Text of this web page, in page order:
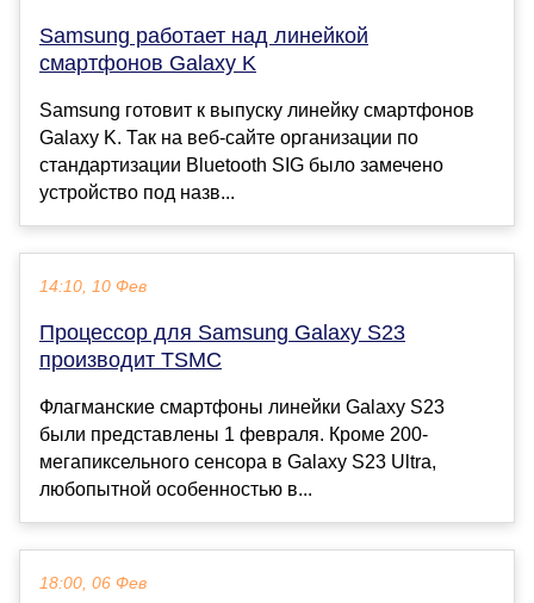
Samsung работает над линейкой
смартфонов Galaxy K
Samsung готовит к выпуску линейку смартфонов
Galaxy K. Так на веб-сайте организации по
стандартизации Bluetooth SIG было замечено
устройство под назв...
14:10, 10 Фев
Процессор для Samsung Galaxy S23
производит TSMC
Флагманские смартфоны линейки Galaxy S23
были представлены 1 февраля. Кроме 200-
мегапиксельного сенсора в Galaxy S23 Ultra,
любопытной особенностью в...
18:00, 06 Фев